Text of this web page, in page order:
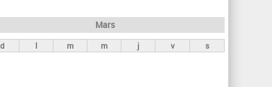
r
c
Mars
d l m m j v s